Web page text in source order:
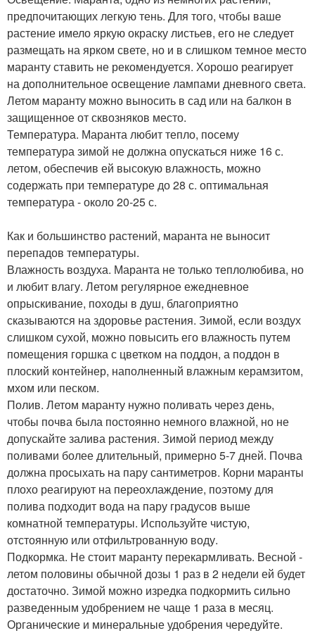
предпочитающих легкую тень. Для того, чтобы ваше
растение имело яркую окраску листьев, его не следует
размещать на ярком свете, но и в слишком темное место
маранту ставить не рекомендуется. Хорошо реагирует
на дополнительное освещение лампами дневного света.
Летом маранту можно выносить в сад или на балкон в
защищенное от сквозняков место.
Температура. Маранта любит тепло, посему
температура зимой не должна опускаться ниже 16 с.
летом, обеспечив ей высокую влажность, можно
содержать при температуре до 28 с. оптимальная
температура - около 20-25 с.
Как и большинство растений, маранта не выносит
перепадов температуры.
Влажность воздуха. Маранта не только теплолюбива, но
и любит влагу. Летом регулярное ежедневное
опрыскивание, походы в душ, благоприятно
сказываются на здоровье растения. Зимой, если воздух
слишком сухой, можно повысить его влажность путем
помещения горшка с цветком на поддон, а поддон в
плоский контейнер, наполненный влажным керамзитом,
мхом или песком.
Полив. Летом маранту нужно поливать через день,
чтобы почва была постоянно немного влажной, но не
допускайте залива растения. Зимой период между
поливами более длительный, примерно 5-7 дней. Почва
должна просыхать на пару сантиметров. Корни маранты
плохо реагируют на переохлаждение, поэтому для
полива подходит вода на пару градусов выше
комнатной температуры. Используйте чистую,
отстоянную или отфильтрованную воду.
Подкормка. Не стоит маранту перекармливать. Весной -
летом половины обычной дозы 1 раз в 2 недели ей будет
достаточно. Зимой можно изредка подкормить сильно
разведенным удобрением не чаще 1 раза в месяц.
Органические и минеральные удобрения чередуйте.